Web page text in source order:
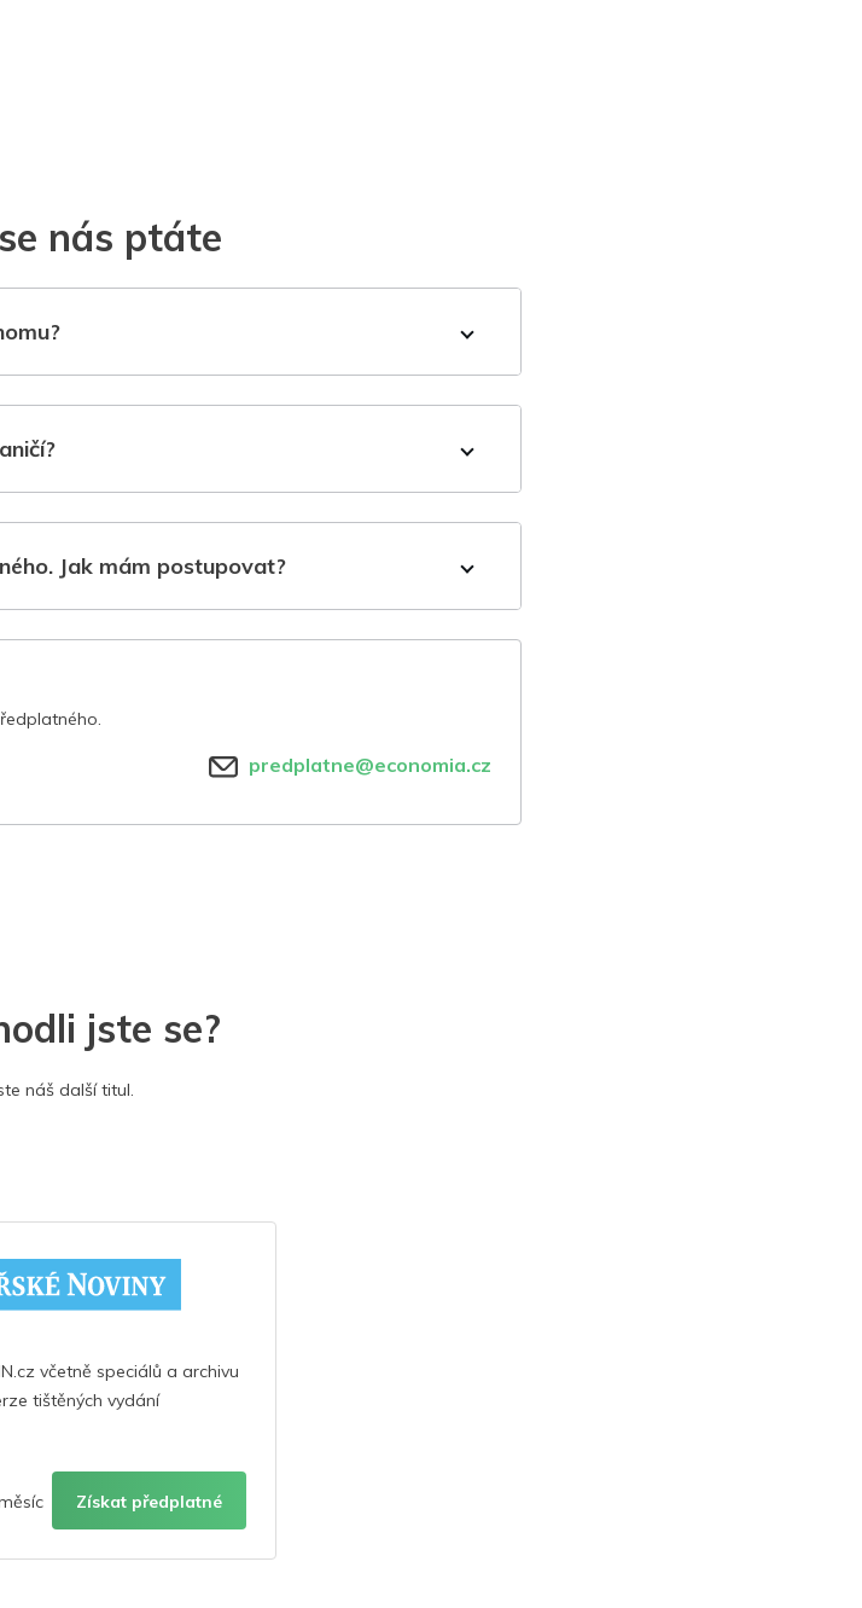
nás ptáte
Jak mám postupovat?
predplatne@economia.cz
jste se?
náš další titul.
včetně speciálů a archivu
tištěných vydání
Získat předplatné